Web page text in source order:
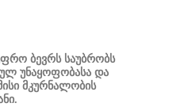
ბევრს საუბრობს
უნაყოფობასა და
მკურნალობის